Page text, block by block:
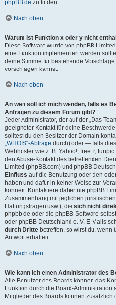
phpBB.de zu finden.
Nach oben
Warum ist Funktion x oder y nicht
Diese Software wurde von phpBB
eine Funktion implementiert werden
deine Stimme für bestehende
vorschlagen kannst.
Nach oben
An wen soll ich mich wenden, falls es
Anfragen zu diesem Forum gibt?
Jeder Administrator, der auf der „Das
geeigneter Kontakt für deine
solltest du den Besitzer der Domain
„WHOIS“-Abfrage durch) oder — falls
Webhoster wie z. B. Yahoo!, free.fr,
den Abuse-Kontakt des betreffenden
Limited (phpBB.com) und phpBB
Einfluss auf die Benutzung oder den
haben und dafür in keiner Weise zur
können. Kontaktiere daher nie phpBB
Zusammenhang mit jeglichen
Haftungsfragen usw.), die sich nicht
phpbb.de oder die phpBB-Software
oder phpBB Deutschland e. V. E-Mails
durch Dritte betreffen, so wirst du, wenn
Antwort erhalten.
Nach oben
Wie kann ich einen Administrator des
Alle Benutzer des Boards können das
Funktion durch die Board-Administration
Mitglieder des Boards können zusätzlich